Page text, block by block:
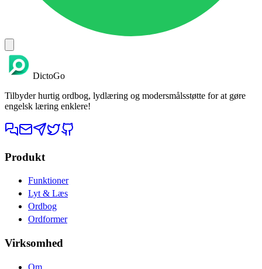
DictoGo
Tilbyder hurtig ordbog, lydlæring og modersmålsstøtte for at gøre
engelsk læring enklere!
Produkt
Funktioner
Lyt & Læs
Ordbog
Ordformer
Virksomhed
Om